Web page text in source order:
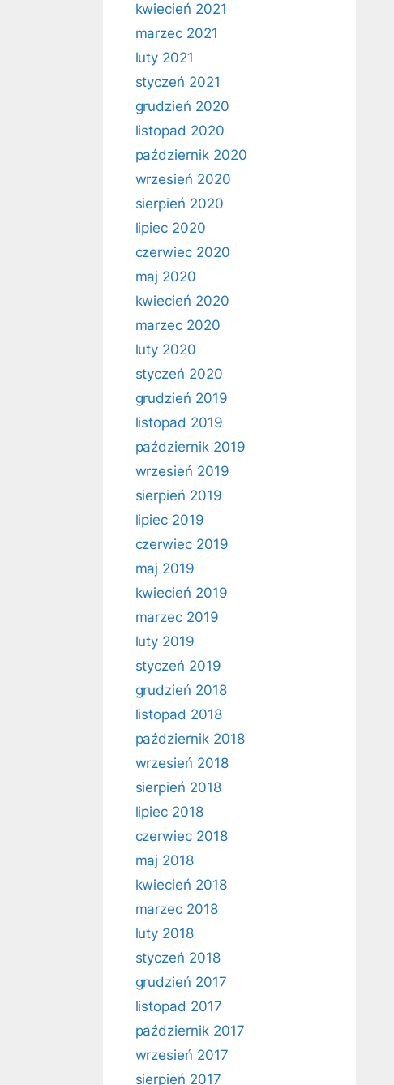
kwiecień 2021
marzec 2021
luty 2021
styczeń 2021
grudzień 2020
listopad 2020
październik 2020
wrzesień 2020
sierpień 2020
lipiec 2020
czerwiec 2020
maj 2020
kwiecień 2020
marzec 2020
luty 2020
styczeń 2020
grudzień 2019
listopad 2019
październik 2019
wrzesień 2019
sierpień 2019
lipiec 2019
czerwiec 2019
maj 2019
kwiecień 2019
marzec 2019
luty 2019
styczeń 2019
grudzień 2018
listopad 2018
październik 2018
wrzesień 2018
sierpień 2018
lipiec 2018
czerwiec 2018
maj 2018
kwiecień 2018
marzec 2018
luty 2018
styczeń 2018
grudzień 2017
listopad 2017
październik 2017
wrzesień 2017
sierpień 2017